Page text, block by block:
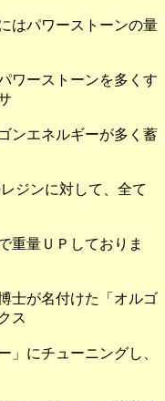
はパワーストーンの量
ワーストーンを多くす
ンエネルギーが多く蓄
ジンに対して、全て
重量ＵＰしておりま
士が名付けた「オルゴ
ス
」にチューニングし、